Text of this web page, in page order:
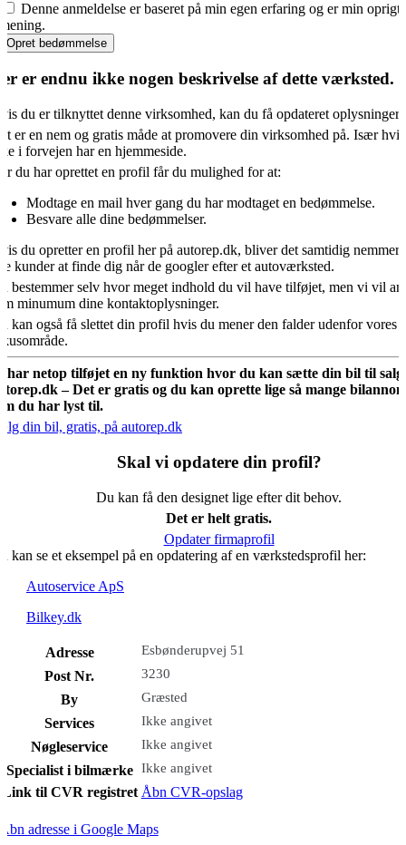
Denne anmeldelse er baseret på min egen erfaring og er min
Opret bedømmelse
er endnu ikke nogen beskrivelse af dette værksted.
du er tilknyttet denne virksomhed, kan du få opdateret
er en nem og gratis måde at promovere din virksomhed på. Især
i forvejen har en hjemmeside.
du har oprettet en profil får du mulighed for at:
Modtage en mail hver gang du har modtaget en bedømmelse.
Besvare alle dine bedømmelser.
du opretter en profil her på autorep.dk, bliver det samtidig
kunder at finde dig når de googler efter et autoværksted.
bestemmer selv hvor meget indhold du vil have tilføjet, men vi vil
minumum dine kontaktoplysninger.
kan også få slettet din profil hvis du mener den falder udenfor vores
har netop tilføjet en ny funktion hvor du kan sætte din bil til salg
– Det er gratis og du kan oprette lige så mange
du har lyst til.
din bil, gratis, på autorep.dk
Skal vi opdatere din profil?
Du kan få den designet lige efter dit behov.
Det er helt gratis.
Opdater firmaprofil
kan se et eksempel på en opdatering af en værkstedsprofil her:
Autoservice ApS
Bilkey.dk
Adresse Esbønderupvej 51
Post Nr. 3230
By Græsted
Services Ikke angivet
Nøgleservice Ikke angivet
Specialist i bilmærke Ikke angivet
Link til CVR registret Åbn CVR-opslag
adresse i Google Maps